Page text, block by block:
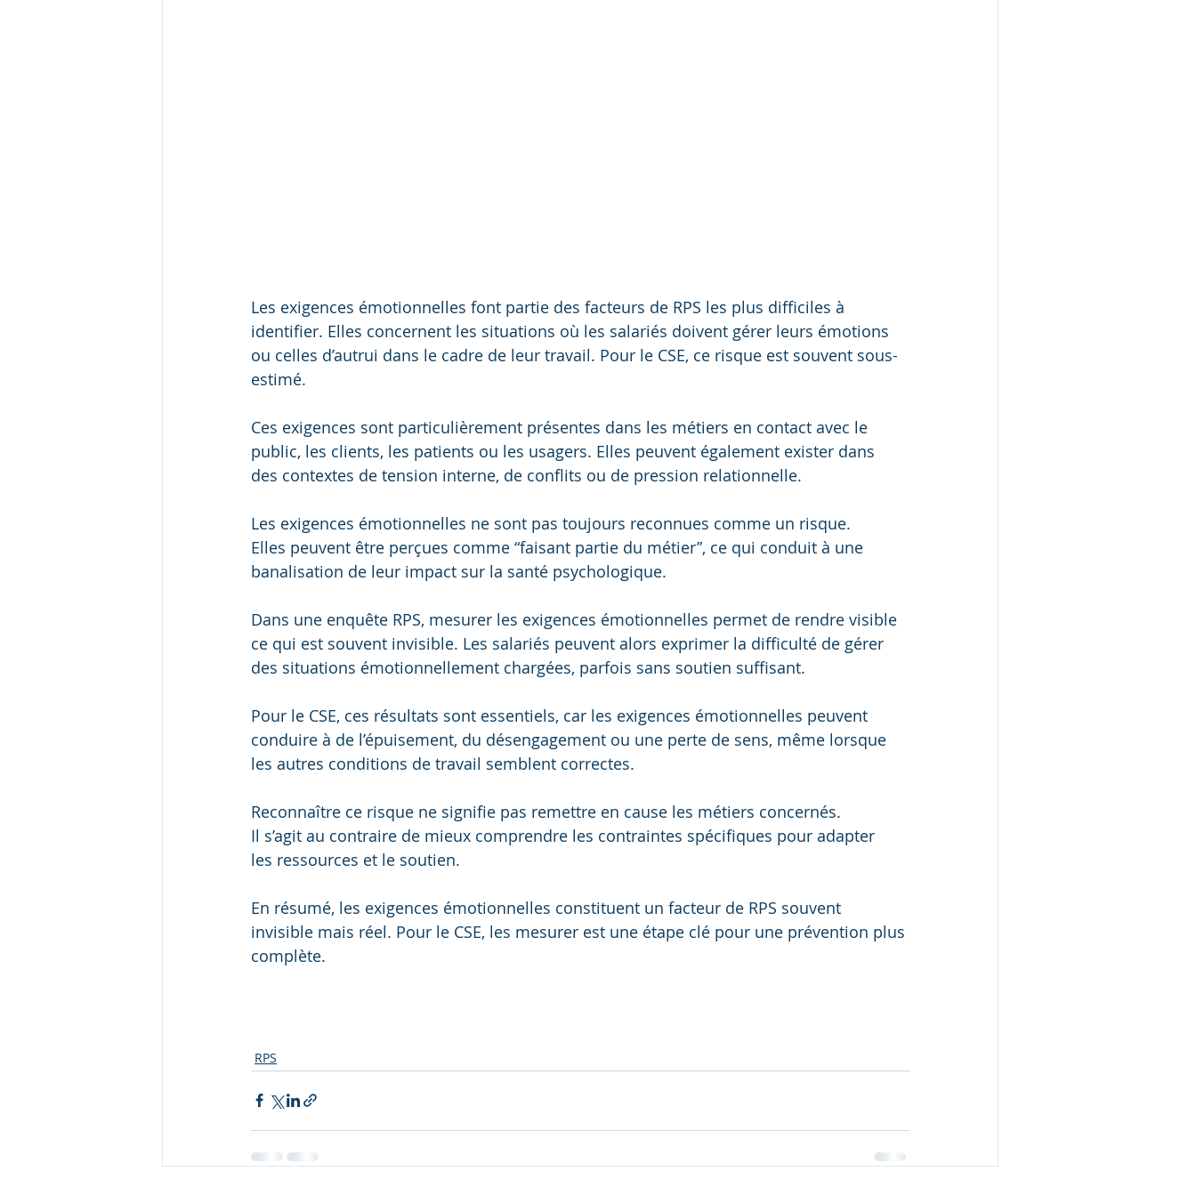
Les exigences émotionnelles font partie des facteurs de RPS les plus difficiles à
identifier. Elles concernent les situations où les salariés doivent gérer leurs émotions
ou celles d’autrui dans le cadre de leur travail. Pour le CSE, ce risque est souvent sous-
estimé.
Ces exigences sont particulièrement présentes dans les métiers en contact avec le
public, les clients, les patients ou les usagers. Elles peuvent également exister dans
des contextes de tension interne, de conflits ou de pression relationnelle.
Les exigences émotionnelles ne sont pas toujours reconnues comme un risque.
Elles peuvent être perçues comme “faisant partie du métier”, ce qui conduit à une
banalisation de leur impact sur la santé psychologique.
Dans une enquête RPS, mesurer les exigences émotionnelles permet de rendre visible
ce qui est souvent invisible. Les salariés peuvent alors exprimer la difficulté de gérer
des situations émotionnellement chargées, parfois sans soutien suffisant.
Pour le CSE, ces résultats sont essentiels, car les exigences émotionnelles peuvent
conduire à de l’épuisement, du désengagement ou une perte de sens, même lorsque
les autres conditions de travail semblent correctes.
Reconnaître ce risque ne signifie pas remettre en cause les métiers concernés.
Il s’agit au contraire de mieux comprendre les contraintes spécifiques pour adapter
les ressources et le soutien.
En résumé, les exigences émotionnelles constituent un facteur de RPS souvent
invisible mais réel. Pour le CSE, les mesurer est une étape clé pour une prévention plus
complète.
RPS